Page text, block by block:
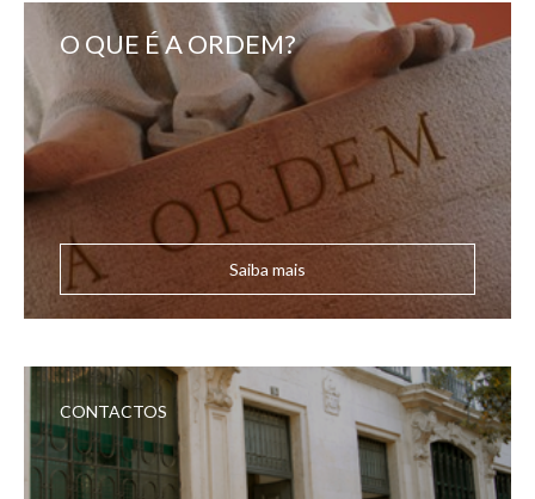
O QUE É A ORDEM?
Saiba mais
CONTACTOS